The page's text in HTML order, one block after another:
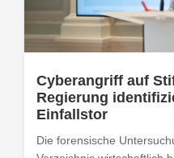
Cyberangriff auf
Regierung
Einfallstor
Die forensische